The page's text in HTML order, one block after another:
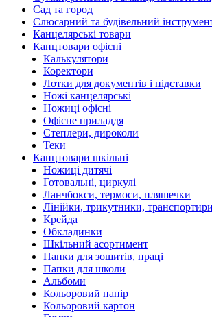
Сад та город
Слюсарний та будівельний
Канцелярські товари
Канцтовари офісні
Калькулятори
Коректори
Лотки для документів і підставки
Ножі канцелярські
Ножиці офісні
Офісне приладдя
Степлери, дироколи
Теки
Канцтовари шкільні
Ножиці дитячі
Готовальні, циркулі
Ланчбокси, термоси, пляшечки
Лінійки, трикутники, транспортири
Крейда
Обкладинки
Шкільний асортимент
Папки для зошитів, праці
Папки для школи
Альбоми
Кольоровий папір
Кольоровий картон